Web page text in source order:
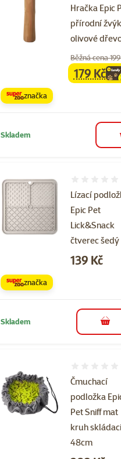
Hračka Epic
přírodní
olivové
Běžná cena
family
179 Kč
značka
Skladem
Lízací
Epic Pet
Lick&Snack
čtverec šedý
Cena
139 Kč
značka
Skladem do
Čmuchací
podložka
Pet Sniff mat
kruh
48cm